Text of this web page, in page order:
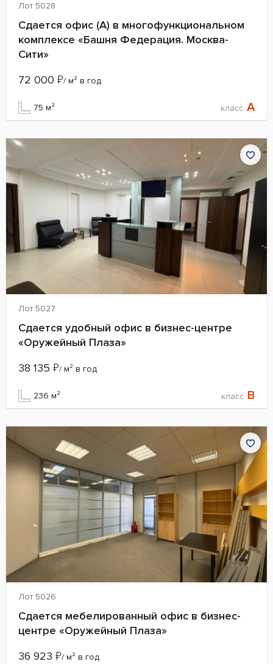
Лот 5028
Сдается офис (А) в многофункциональном
комплексе «Башня Федерация. Москва-
Сити»
72 000 ₽/ м² в год
75 м² класс A
Лот 5027
Сдается удобный офис в бизнес-центре
«Оружейный Плаза»
38 135 ₽/ м² в год
236 м² класс B
Лот 5026
Сдается мебелированный офис в бизнес-
центре «Оружейный Плаза»
36 923 ₽/ м² в год